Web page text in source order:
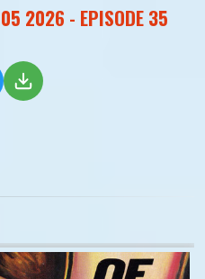
2026 - EPISODE 35